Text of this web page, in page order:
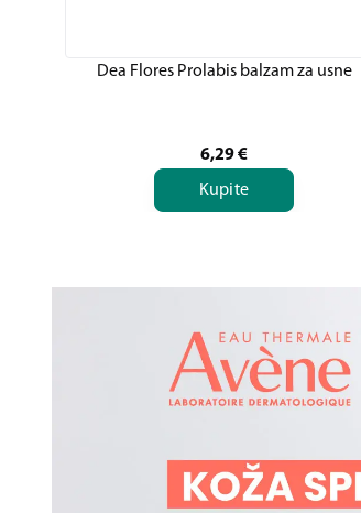
Dea Flores Prolabis balzam za usne
6,29€
Kupite